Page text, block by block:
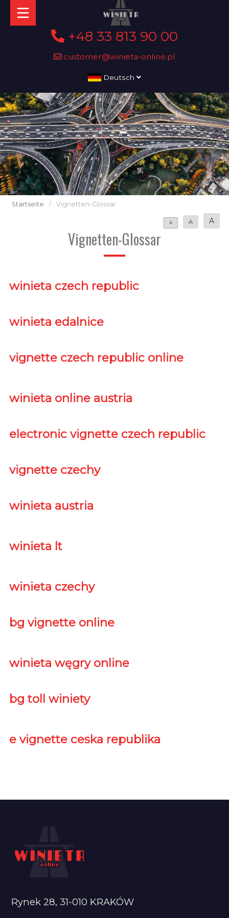
+48 33 813 90 00
customer@winieta-online.pl
Deutsch
Startseite / Vignetten-Glossar
A A A
Vignetten-Glossar
winieta czech republic
winieta edalnice
vignette czech republic online
winieta online austria
electronic vignette czech republic
vignette czechy
winieta austria
winieta lt
winieta czechy
bg vignette online
winieta węgry online
bg toll winiety
e vignette ceska republika
Rynek 28, 31-010 KRAKÓW